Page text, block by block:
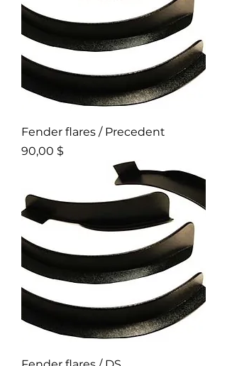
Fender flares / Precedent
Prix
90,00 $